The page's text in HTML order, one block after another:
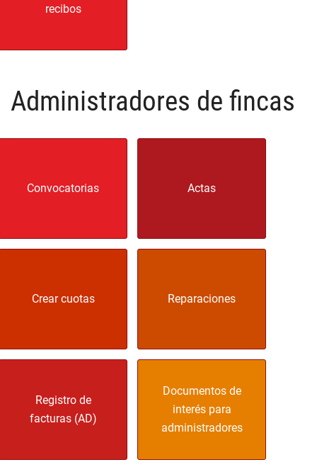
recibos
Administradores de fincas
Convocatorias Actas
Crear cuotas Reparaciones
Registro de
facturas (AD)
Documentos de
interés para
administradores